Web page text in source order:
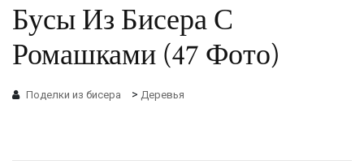
Бусы Из Бисера С
Ромашками (47 Фото)
Поделки из бисера > Деревья